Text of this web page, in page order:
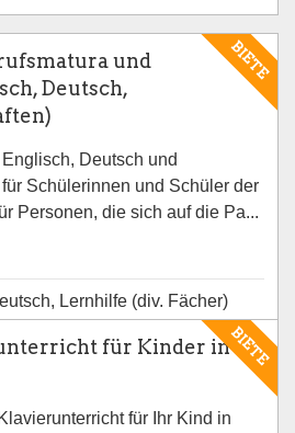
BIETE
und
Deutsch,
Deutsch und
Schülerinnen und Schüler der
Personen, die sich auf die Pa...
Lernhilfe (div. Fächer)
BIETE
für Kinder in
für Ihr Kind in